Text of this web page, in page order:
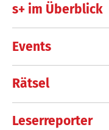
s+ im Überblick
Events
Rätsel
Leserreporter